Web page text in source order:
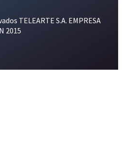
TELEARTE S.A. EMPRESA
2015